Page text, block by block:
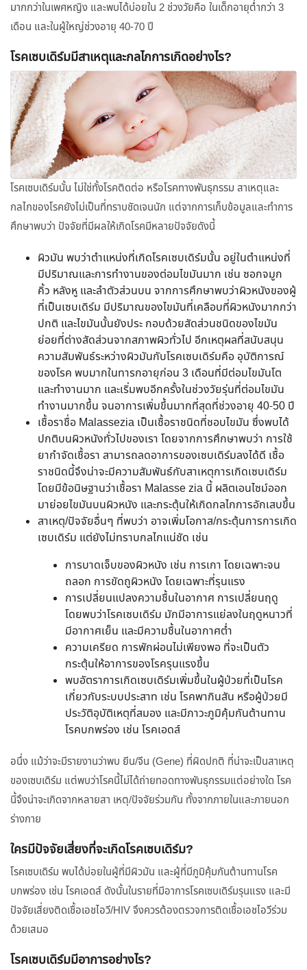
มากกว่าในเพศหญิง และพบได้บ่อยใน 2 ช่วงวัยคือ ในเด็กอายุต่ำกว่า 3
เดือน และในผู้ใหญ่ช่วงอายุ 40-70 ปี
โรคเซบเดิร์มมีสาเหตุและกลไกการเกิดอย่างไร?
โรคเซบเดิร์มนั้น ไม่ใช่ทั้งโรคติดต่อ หรือโรคทางพันธุกรรม สาเหตุและ
กลไกของโรคยังไม่เป็นที่ทราบชัดเจนนัก แต่จากการเก็บข้อมูลและทำการ
ศึกษาพบว่า ปัจจัยที่มีผลให้เกิดโรคมีหลายปัจจัยดังนี้
ผิวมัน พบว่าตำแหน่งที่เกิดโรคเซบเดิร์มนั้น อยู่ในตำแหน่งที่
มีปริมาณและการทำงานของต่อมไขมันมาก เช่น ซอกจมูก
คิ้ว หลังหู และลำตัวส่วนบน จากการศึกษาพบว่าผิวหนังของผู้
ที่เป็นเซบเดิร์ม มีปริมาณของไขมันที่เคลือบที่ผิวหนังมากกว่า
ปกติ และไขมันนั้นยังประ กอบด้วยสัดส่วนชนิดของไขมัน
ย่อยที่ต่างสัดส่วนจากสภาพผิวทั่วไป อีกเหตุผลที่สนับสนุน
ความสัมพันธ์ระหว่างผิวมันกับโรคเซบเดิร์มคือ อุบัติการณ์
ของโรค พบมากในทารกอายุก่อน 3 เดือนที่มีต่อมไขมันโต
และทำงานมาก และเริ่มพบอีกครั้งในช่วงวัยรุ่นที่ต่อมไขมัน
ทำงานมากขึ้น จนอาการเพิ่มขึ้นมากที่สุดที่ช่วงอายุ 40-50 ปี
เชื้อราชื่อ Malassezia เป็นเชื้อราชนิดที่ชอบไขมัน ซึ่งพบได้
ปกติบนผิวหนังทั่วไปของเรา โดยจากการศึกษาพบว่า การใช้
ยากำจัดเชื้อรา สามารถลดอาการของเซบเดิร์มลงได้ดี เชื้อ
ราชนิดนี้จึงน่าจะมีความสัมพันธ์กับสาเหตุการเกิดเซบเดิร์ม
โดยมีข้อนิษฐานว่าเชื้อรา Malasse zia นี้ ผลิตเอนไซม์ออก
มาย่อยไขมันบนผิวหนัง และกระตุ้นให้เกิดกลไกการอักเสบขึ้น
สาเหตุ/ปัจจัยอื่นๆ ที่พบว่า อาจเพิ่มโอกาส/กระตุ้นการการเกิด
เซบเดิร์ม แต่ยังไม่ทราบกลไกแน่ชัด เช่น
การบาดเจ็บของผิวหนัง เช่น การเกา โดยเฉพาะจน
ถลอก การขัดถูผิวหนัง โดยเฉพาะที่รุนแรง
การเปลี่ยนแปลงความชื้นในอากาศ การเปลี่ยนฤดู
โดยพบว่าโรคเซบเดิร์ม มักมีอาการแย่ลงในฤดูหนาวที่
มีอากาศเย็น และมีความชื้นในอากาศต่ำ
ความเครียด การพักผ่อนไม่เพียงพอ ที่จะเป็นตัว
กระตุ้นให้อาการของโรครุนแรงขึ้น
พบอัตราการเกิดเซบเดิร์มเพิ่มขึ้นในผู้ป่วยที่เป็นโรค
เกี่ยวกับระบบประสาท เช่น โรคพากินสัน หรือผู้ป่วยมี
ประวัติอุบัติเหตุที่สมอง และมีภาวะภูมิคุ้มกันต้านทาน
โรคบกพร่อง เช่น โรคเอดส์
อนึ่ง แม้ว่าจะมีรายงานว่าพบ ยีน/จีน (Gene) ที่ผิดปกติ ที่น่าจะเป็นสาเหตุ
ของเซบเดิร์ม แต่พบว่าโรคนี้ไม่ได้ถ่ายทอดทางพันธุกรรมแต่อย่างใด โรค
นี้จึงน่าจะเกิดจากหลายสา เหตุ/ปัจจัยร่วมกัน ทั้งจากภายในและภายนอก
ร่างกาย
ใครมีปัจจัยเสี่ยงที่จะเกิดโรคเซบเดิร์ม?
โรคเซบเดิร์ม พบได้บ่อยในผู้ที่มีผิวมัน และผู้ที่มีภูมิคุ้มกันต้านทานโรค
บกพร่อง เช่น โรคเอดส์ ดังนั้นในรายที่มีอาการโรคเซบเดิร์มรุนแรง และมี
ปัจจัยเสี่ยงติดเชื้อเอชไอวี/HIV จึงควรต้องตรวจการติดเชื้อเอชไอวีร่วม
ด้วยเสมอ
โรคเซบเดิร์มมีอาการอย่างไร?